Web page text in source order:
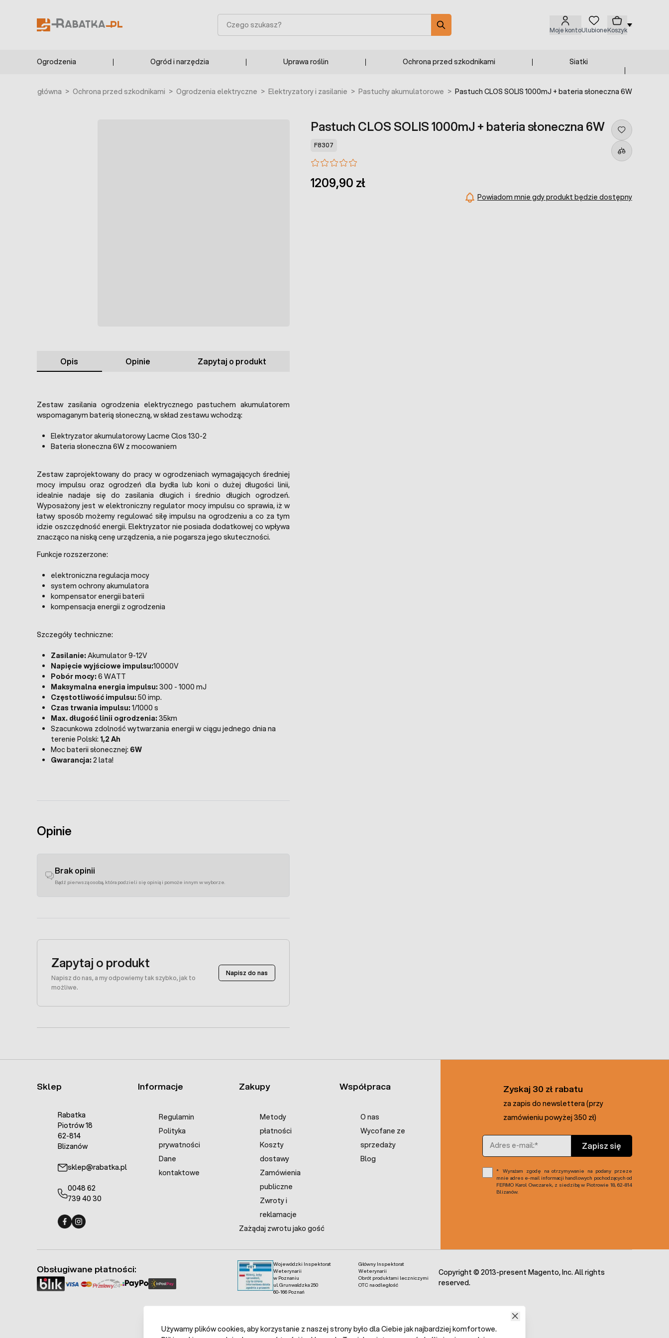
Moje kontoUlubioneKoszyk
Szukaj
Ogrodzenia Ogród i narzędzia Uprawa roślin Ochrona przed szkodnikami Siatki
Strona główna > Ochrona przed szkodnikami > Ogrodzenia elektryczne > Elektryzatory i zasilanie > Pastuchy akumulatorowe > Pastuch CLOS SOLIS 1000mJ + bateria słoneczna 6W
Pastuch CLOS SOLIS 1000mJ + bateria słoneczna 6W
F8307
1209,90 zł
Powiadom mnie gdy produkt będzie dostępny
Opis Opinie Zapytaj o produkt
Zestaw zasilania ogrodzenia elektrycznego pastuchem akumulatorem
wspomaganym baterią słoneczną, w skład zestawu wchodzą:
Elektryzator akumulatorowy Lacme Clos 130-2
Bateria słoneczna 6W z mocowaniem
Zestaw zaprojektowany do pracy w ogrodzeniach wymagających średniej
mocy impulsu oraz ogrodzeń dla bydła lub koni o dużej długości linii,
idealnie nadaje się do zasilania długich i średnio długich ogrodzeń.
Wyposażony jest w elektroniczny regulator mocy impulsu co sprawia, iż w
łatwy sposób możemy regulować siłę impulsu na ogrodzeniu a co za tym
idzie oszczędność energii. Elektryzator nie posiada dodatkowej co wpływa
znacząco na niską cenę urządzenia, a nie pogarsza jego skuteczności.
Funkcje rozszerzone:
elektroniczna regulacja mocy
system ochrony akumulatora
kompensator energii baterii
kompensacja energii z ogrodzenia
Szczegóły techniczne:
Zasilanie: Akumulator 9-12V
Napięcie wyjściowe impulsu:10000V
Pobór mocy: 6 WATT
Maksymalna energia impulsu: 300 - 1000 mJ
Częstotliwość impulsu: 50 imp.
Czas trwania impulsu: 1/1000 s
Max. długość linii ogrodzenia: 35km
Szacunkowa zdolność wytwarzania energii w ciągu jednego dnia na
terenie Polski: 1,2 Ah
Moc baterii słonecznej: 6W
Gwarancja: 2 lata!
Opinie
Brak opinii
Bądź pierwszą osobą, która podzieli się opinią i pomoże innym w wyborze.
Zapytaj o produkt
Napisz do nas, a my odpowiemy tak szybko, jak to
możliwe.
Napisz do nas
Sklep
Rabatka
Piotrów 18
62-814
Blizanów
sklep@rabatka.pl
0048 62
739 40 30
Informacje
Regulamin
Polityka
prywatności
Dane
kontaktowe
Zakupy
Metody
płatności
Koszty
dostawy
Zamówienia
publiczne
Zwroty i
reklamacje
Zażądaj zwrotu jako gość
Współpraca
O nas
Wycofane ze
sprzedaży
Blog
Zyskaj 30 zł rabatu
za zapis do newslettera (przy
zamówieniu powyżej 350 zł)
Adres e-mail
Zapisz się
Wyrażam zgodę na otrzymywanie na podany przeze
mnie adres e-mail informacji handlowych pochodzących od
FERMO Karol Owczarek, z siedzibą w Piotrowie 18, 62-814
Blizanów.
Wojewódzki Inspektorat
Weterynarii
w Poznaniu
ul. Grunwaldzka 250
60-166 Poznań
Główny Inspektorat
Weterynarii
Obrót produktami leczniczymi
OTC na odległość
Obsługiwane płatności:
Copyright © 2013-present Magento, Inc. All rights
reserved.
Używamy plików cookies, aby korzystanie z naszej strony było dla Ciebie jak najbardziej komfortowe.